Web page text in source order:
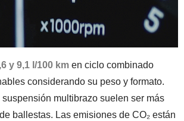
y 9,1 l/100 km en ciclo combinado
considerando su peso y formato.
suspensión multibrazo suelen ser más
ballestas. Las emisiones de CO₂ están